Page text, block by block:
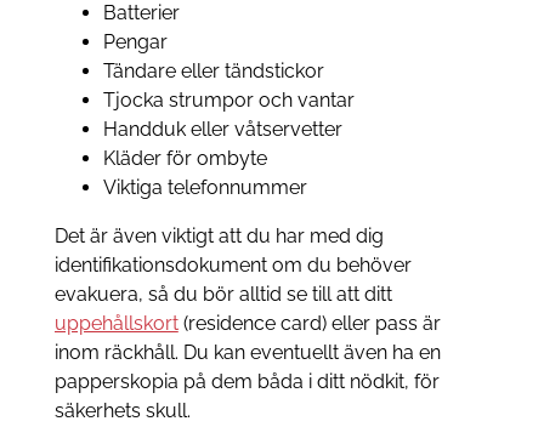
Batterier
Pengar
Tändare eller tändstickor
Tjocka strumpor och vantar
Handduk eller våtservetter
Kläder för ombyte
Viktiga telefonnummer
Det är även viktigt att du har med dig
identifikationsdokument om du behöver
evakuera, så du bör alltid se till att ditt
uppehållskort(residence card) eller pass är
inom räckhåll. Du kan eventuellt även ha en
papperskopia på dem båda i ditt nödkit, för
säkerhets skull.